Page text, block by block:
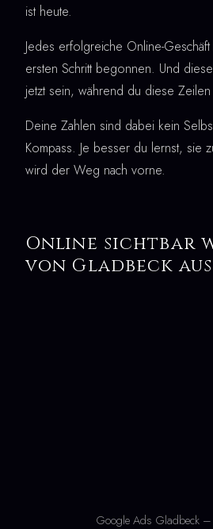
ist heute.
Jedes erfolgreiche Online-Geschäft
ersten Schritt begonnen. Und
jetzt sein, während du diese Zeilen
Deine Zahlen sind dabei kein
Kompass. Je besser du lernst, sie
wird der Weg nach vorne.
Online sichtbar
von Gladbeck aus
Google Ads Gladbeck